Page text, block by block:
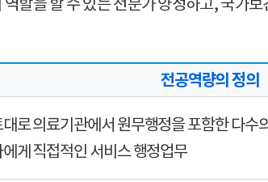
전공역량의 정의
로 의료기관에서 원무행정을 포함한 다수
게 직접적인 서비스 행정업무